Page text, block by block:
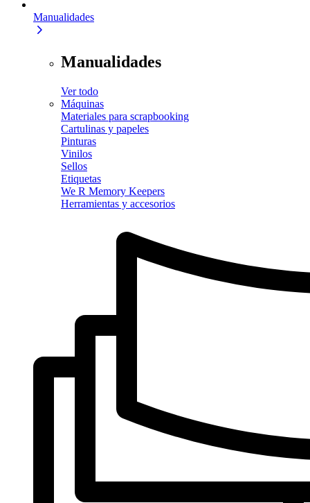
Manualidades
Manualidades
Ver todo
Máquinas
Materiales para scrapbooking
Cartulinas y papeles
Pinturas
Vinilos
Sellos
Etiquetas
We R Memory Keepers
Herramientas y accesorios